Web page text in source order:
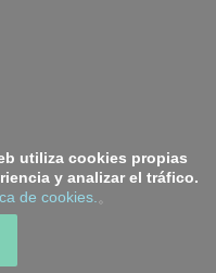
utiliza cookies propias
y analizar el tráfico.
de cookies. 。